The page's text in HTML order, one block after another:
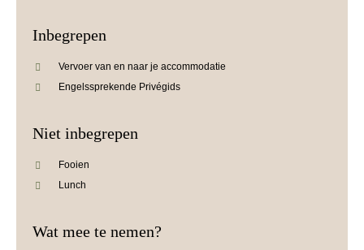
Inbegrepen
Vervoer van en naar je accommodatie
Engelssprekende Privégids
Niet inbegrepen
Fooien
Lunch
Wat mee te nemen?